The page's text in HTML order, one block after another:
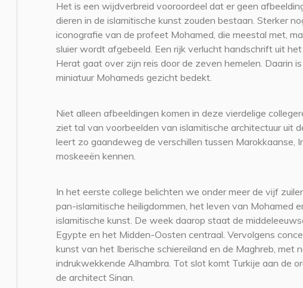
Het is een wijdverbreid vooroordeel dat er geen
dieren in de islamitische kunst zouden bestaan. Sterker
iconografie van de profeet Mohamed, die meestal met,
sluier wordt afgebeeld. Een rijk verlucht handschrift uit
Herat gaat over zijn reis door de zeven hemelen. Daarin
miniatuur Mohameds gezicht bedekt.
Niet alleen afbeeldingen komen in deze vierdelige
ziet tal van voorbeelden van islamitische architectuur uit
leert zo gaandeweg de verschillen tussen Marokkaanse,
moskeeën kennen.
In het eerste college belichten we onder meer de vijf
pan-islamitische heiligdommen, het leven van Mohamed
islamitische kunst. De week daarop staat de
Egypte en het Midden-Oosten centraal. Vervolgens
kunst van het Iberische schiereiland en de Maghreb, met
indrukwekkende Alhambra. Tot slot komt Turkije aan de
de architect Sinan.